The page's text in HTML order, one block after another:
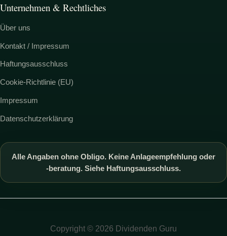
Unternehmen & Rechtliches
Über uns
Kontakt / Impressum
Haftungsausschluss
Cookie-Richtlinie (EU)
Impressum
Datenschutzerklärung
Alle Angaben ohne Obligo. Keine Anlageempfehlung oder
-beratung. Siehe Haftungsausschluss.
Copyright © 2026 Dividenden Guru